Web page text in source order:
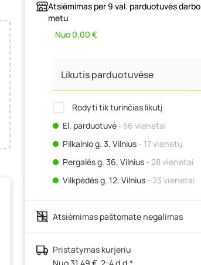
Atsiėmimas per 9 val. parduotuvės darbo
metu
Nuo 0,00 €
Rodyti tik turinčias likutį
El. parduotuvė‐ 56 vienetai
Pilkalnio g. 3, Vilnius - 17 vienetų
Pergalės g. 36, Vilnius - 28 vienetai
Vilkpėdės g. 12, Vilnius - 23 vienetai
Ateities g. 15, Vilnius- 33 vienetai
Kauno r., Narsiečių k., Vytauto g. 183,
Kaunas- 11 vienetų
Šilutės pl. 83A, Klaipėda
Atsiėmimas paštomate negalimas
Pristatymas kurjeriu